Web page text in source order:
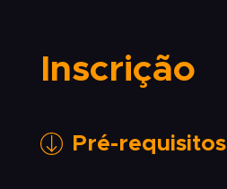
Inscrição
Pré-requisitos